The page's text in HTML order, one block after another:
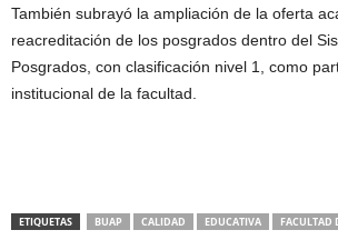
También subrayó la ampliación de la oferta
reacreditación de los posgrados dentro del
Posgrados, con clasificación nivel 1, como
institucional de la facultad.
ETIQUETAS BUAP CALIDAD EDUCATIVA FACULTAD